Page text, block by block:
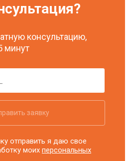
консультацию,
минут
заявку
отправить я даю свое
моихперсональных